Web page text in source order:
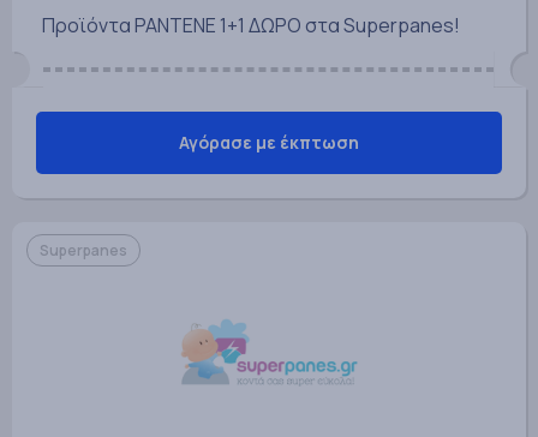
Προϊόντα PANTENE 1+1 ΔΩΡΟ στα Superpanes!
Αγόρασε με έκπτωση
Superpanes